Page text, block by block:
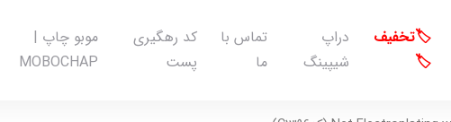
🏷️تخفیف
🏷️
دراپ
شیپینگ
تماس با
ما
کد رهگیری
پست
موبو چاپ |
MOBOCHAP